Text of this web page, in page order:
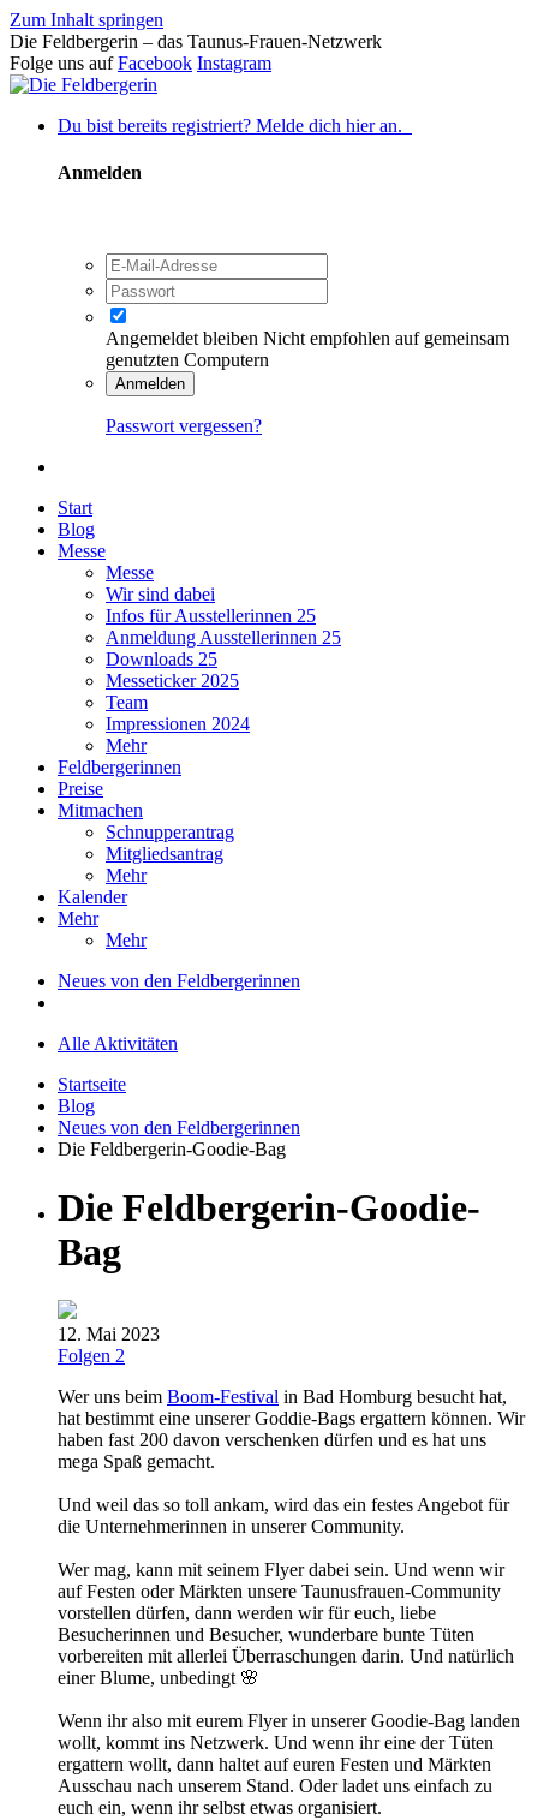
Zum Inhalt springen
Die Feldbergerin – das Taunus-Frauen-Netzwerk
Folge uns aufFacebook Instagram
Du bist bereits registriert? Melde dich hier an.
Anmelden
Angemeldet bleiben Nicht empfohlen auf gemeinsam
genutzten Computern
Anmelden
Passwort vergessen?
Start
Blog
Messe
Messe
Wir sind dabei
Infos für Ausstellerinnen 25
Anmeldung Ausstellerinnen 25
Downloads 25
Messeticker 2025
Team
Impressionen 2024
Mehr
Feldbergerinnen
Preise
Mitmachen
Schnupperantrag
Mitgliedsantrag
Mehr
Kalender
Mehr
Mehr
Neues von den Feldbergerinnen
Alle Aktivitäten
Startseite
Blog
Neues von den Feldbergerinnen
Die Feldbergerin-Goodie-Bag
Die Feldbergerin-Goodie-
Bag
12. Mai 2023
Folgen 2
Wer uns beim Boom-Festival in Bad Homburg besucht hat,
hat bestimmt eine unserer Goddie-Bags ergattern können. Wir
haben fast 200 davon verschenken dürfen und es hat uns
mega Spaß gemacht.
Und weil das so toll ankam, wird das ein festes Angebot für
die Unternehmerinnen in unserer Community.
Wer mag, kann mit seinem Flyer dabei sein. Und wenn wir
auf Festen oder Märkten unsere Taunusfrauen-Community
vorstellen dürfen, dann werden wir für euch, liebe
Besucherinnen und Besucher, wunderbare bunte Tüten
vorbereiten mit allerlei Überraschungen darin. Und natürlich
einer Blume, unbedingt 🌸
Wenn ihr also mit eurem Flyer in unserer Goodie-Bag landen
wollt, kommt ins Netzwerk. Und wenn ihr eine der Tüten
ergattern wollt, dann haltet auf euren Festen und Märkten
Ausschau nach unserem Stand. Oder ladet uns einfach zu
euch ein, wenn ihr selbst etwas organisiert.